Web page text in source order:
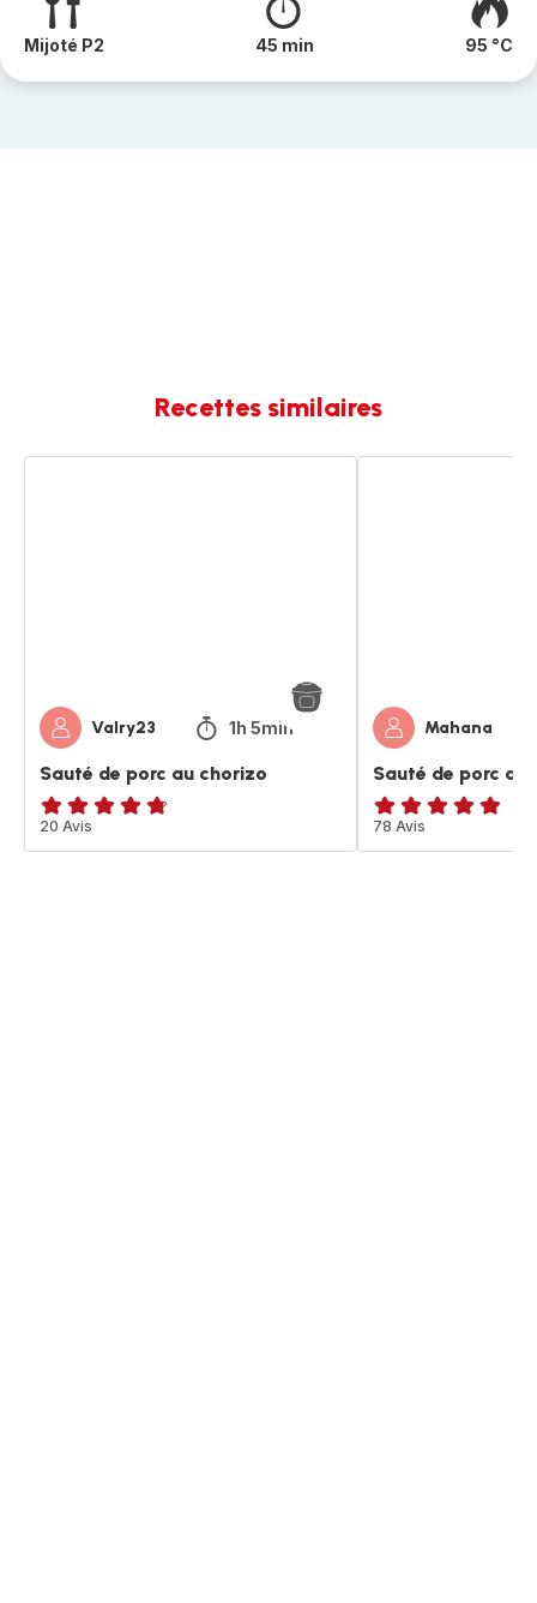
Mijoté P2 45 min 95 °C
Recettes similaires
Valry23 1h 5min
Sauté de porc au chorizo
ratings.4.7
20 Avis
Mahana
Sauté de porc au
ratings.4.8
78 Avis